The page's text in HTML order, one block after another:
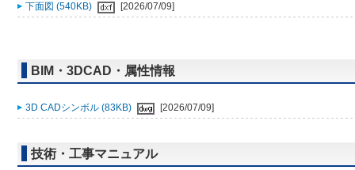
下面図 (540KB)
[2026/07/09]
BIM・3DCAD・属性情報
3D CADシンボル (83KB) [2026/07/09]
技術・工事マニュアル